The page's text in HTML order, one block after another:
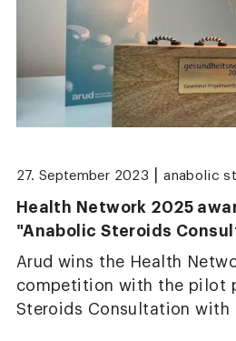
27. September 2023 anabolic
Health Network 2025
"Anabolic Steroids
Arud wins the Health
competition with the pilot
Steroids Consultation with